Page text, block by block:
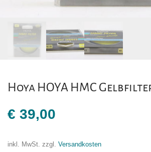
Hoya HOYA HMC
€ 39,00
inkl. MwSt. zzgl. Versandkosten